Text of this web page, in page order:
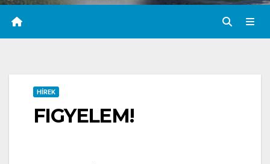
HÍREK
FIGYELEM!